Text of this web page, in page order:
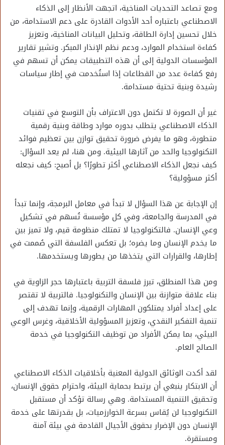
ومع تصاعد التحديات المناخية، اتجهت الأنظار إلى الذكاء
الاصطناعي باعتباره أحد الأدوات القادرة على دعم الاستدامة، من
خلال تحسين إدارة الطاقة، وتحليل البيانات المناخية، وتعزيز
كفاءة استخدام الموارد، ودعم نظم الإنذار المبكر. وتشير تقارير
المؤسسات الدولية إلى أن هذه التطبيقات يمكن أن تسهم في
رفع كفاءة عدد من القطاعات إذا استُخدمت في إطار سياسات
رشيدة وبنية تحتية مستدامة.
غير أن الصورة لا تكتمل دون الاعتراف بأن التوسع في تقنيات
الذكاء الاصطناعي يتطلب بدوره موارد وطاقة وبنية رقمية
متطورة، وهو ما يفرض ضرورة تحقيق توازن بين تعظيم فوائد
التكنولوجيا والحد من آثارها البيئية. ومن هنا، لم يعد السؤال:
كيف نجعل الذكاء الاصطناعي أكثر تطورًا؟ بل أصبح: كيف نجعله
أكثر مسؤولية؟
إن الإجابة عن هذا السؤال لا تبدأ في معامل البرمجة، وإنما تبدأ
في المدرسة والجامعة، وفي كل مؤسسة تُسهم في تشكيل
وعي الإنسان. فالتكنولوجيا لا تمتلك منظومة قيم، ولا تميز بين
ما يخدم الإنسان وما يضره؛ بل تعكس الفلسفة التي صُممت في
إطارها، والقرارات التي يتخذها من يطورها ويستخدمها.
ومن هذا المنطلق، تبرز فلسفة التربية باعتبارها حجر الزاوية في
بناء علاقة متوازنة بين الإنسان والتكنولوجيا. فالتربية لا تقتصر
على إعداد أفراد يمتلكون المهارات الرقمية، وإنما تهدف إلى
تنمية التفكير النقدي، وتعزيز المسؤولية الأخلاقية، وغرس الوعي
البيئي، بما يمكن الأفراد من توظيف التكنولوجيا في خدمة
الصالح العام.
لقد أكدت الوثائق الدولية المعنية بأخلاقيات الذكاء الاصطناعي
أن الابتكار ينبغي أن يرتبط بحماية البيئة، واحترام حقوق الإنسان،
وتحقيق التنمية المستدامة. وهي رسالة تؤكد أن مستقبل
التكنولوجيا لن يُقاس بسرعة الخوارزميات، بل بقدرتها على خدمة
الإنسان دون الإضرار بحقوق الأجيال القادمة في بيئة آمنة
ومستقرة.